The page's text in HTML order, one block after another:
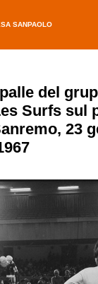
SANPAOLO
del
Surfs sul
23